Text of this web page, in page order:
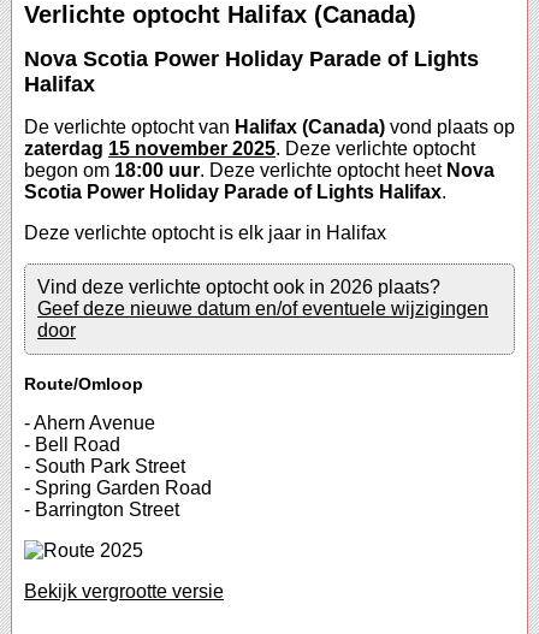
Verlichte optocht Halifax (Canada)
Nova Scotia Power Holiday Parade of Lights
Halifax
De verlichte optocht van Halifax (Canada) vond plaats op
zaterdag 15 november 2025. Deze verlichte optocht
begon om 18:00 uur. Deze verlichte optocht heet Nova
Scotia Power Holiday Parade of Lights Halifax.
Deze verlichte optocht is elk jaar in Halifax
Vind deze verlichte optocht ook in 2026 plaats?
Geef deze nieuwe datum en/of eventuele wijzigingen
door
Route/Omloop
- Ahern Avenue
- Bell Road
- South Park Street
- Spring Garden Road
- Barrington Street
Bekijk vergrootte versie